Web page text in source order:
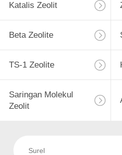
Katalis Zeolit
Beta Zeolite
TS-1 Zeolite
Saringan Molekul
Zeolit